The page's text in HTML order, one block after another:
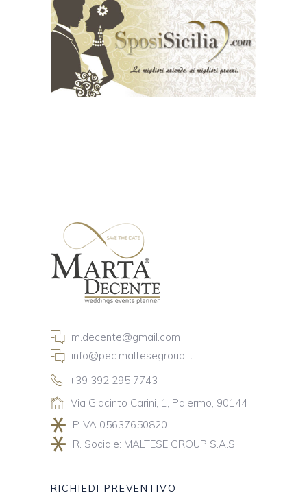
m.decente@gmail.com
info@pec.maltesegroup.it
+39 392 295 7743
Via Giacinto Carini, 1, Palermo, 90144
P.IVA 05637650820
R. Sociale: MALTESE GROUP S.A.S.
RICHIEDI PREVENTIVO